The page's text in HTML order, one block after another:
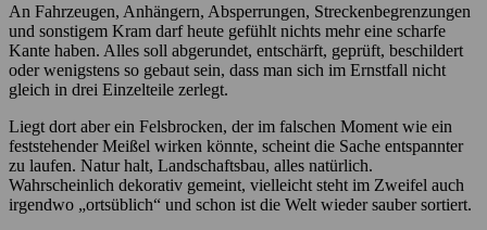
An Fahrzeugen, Anhängern, Absperrungen, Streckenbegrenzungen
und sonstigem Kram darf heute gefühlt nichts mehr eine scharfe
Kante haben. Alles soll abgerundet, entschärft, geprüft, beschildert
oder wenigstens so gebaut sein, dass man sich im Ernstfall nicht
gleich in drei Einzelteile zerlegt.
Liegt dort aber ein Felsbrocken, der im falschen Moment wie ein
feststehender Meißel wirken könnte, scheint die Sache entspannter
zu laufen. Natur halt, Landschaftsbau, alles natürlich.
Wahrscheinlich dekorativ gemeint, vielleicht steht im Zweifel auch
irgendwo „ortsüblich“ und schon ist die Welt wieder sauber sortiert.